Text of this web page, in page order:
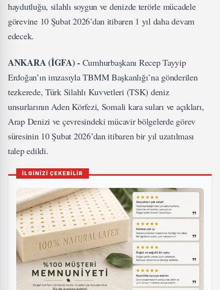
haydutluğu, silahlı soygun ve denizde terörle mücadele
görevine 10 Şubat 2026’dan itibaren 1 yıl daha devam
edecek.
ANKARA (İGFA) - Cumhurbaşkanı Recep Tayyip
Erdoğan’ın imzasıyla TBMM Başkanlığı’na gönderilen
tezkerede, Türk Silahlı Kuvvetleri (TSK) deniz
unsurlarının Aden Körfezi, Somali kara suları ve açıkları,
Arap Denizi ve çevresindeki mücavir bölgelerde görev
süresinin 10 Şubat 2026’dan itibaren bir yıl uzatılması
talep edildi.
İLGİNİZİ ÇEKEBİLİR